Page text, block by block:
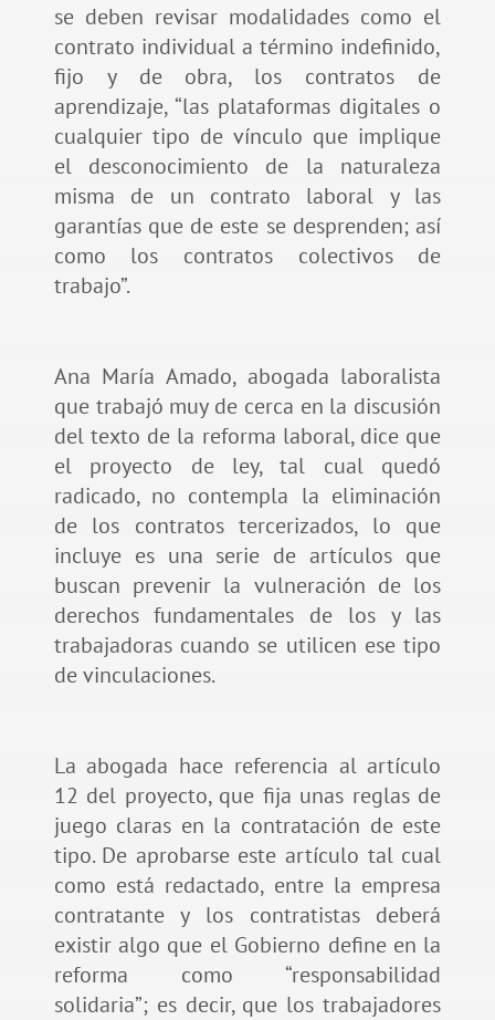
se deben revisar modalidades como el
contrato individual a término indefinido,
fijo y de obra, los contratos de
aprendizaje, “las plataformas digitales o
cualquier tipo de vínculo que implique
el desconocimiento de la naturaleza
misma de un contrato laboral y las
garantías que de este se desprenden; así
como los contratos colectivos de
trabajo”.
Ana María Amado, abogada laboralista
que trabajó muy de cerca en la discusión
del texto de la reforma laboral, dice que
el proyecto de ley, tal cual quedó
radicado, no contempla la eliminación
de los contratos tercerizados, lo que
incluye es una serie de artículos que
buscan prevenir la vulneración de los
derechos fundamentales de los y las
trabajadoras cuando se utilicen ese tipo
de vinculaciones.
La abogada hace referencia al artículo
12 del proyecto, que fija unas reglas de
juego claras en la contratación de este
tipo. De aprobarse este artículo tal cual
como está redactado, entre la empresa
contratante y los contratistas deberá
existir algo que el Gobierno define en la
reforma como “responsabilidad
solidaria”; es decir, que los trabajadores